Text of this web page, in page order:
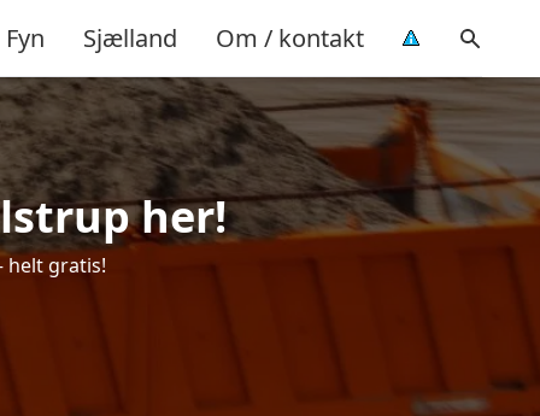
Fyn Sjælland Om / kontakt
her!
helt gratis!